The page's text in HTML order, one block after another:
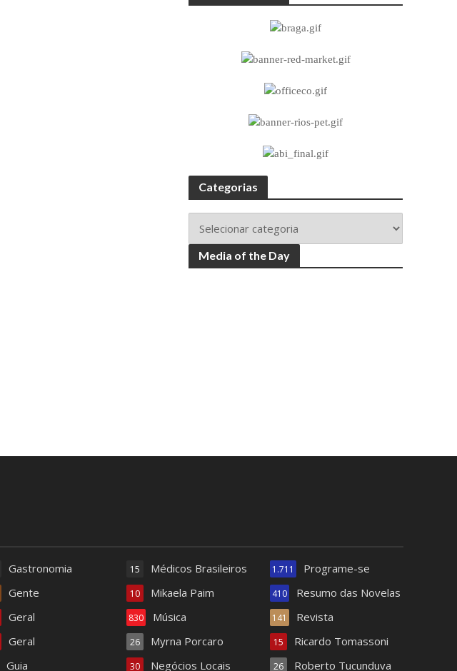
Categorias
Media of the Day
Gastronomia
Gente
Geral
Geral
Guia
Médicos Brasileiros
15
Mikaela Paim
10
Música
830
Myrna Porcaro
26
Negócios Locais
30
Programe-se
1.711
Resumo das Novelas
410
Revista
141
Ricardo Tomassoni
15
Roberto Tucunduva
26